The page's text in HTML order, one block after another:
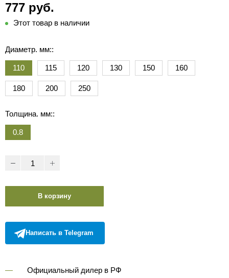
777 руб.
Этот товар в наличии
Диаметр. мм::
110 115 120 130 150 160
180 200 250
Толщина. мм::
0.8
В корзину
Написать в Telegram
Официальный дилер в РФ